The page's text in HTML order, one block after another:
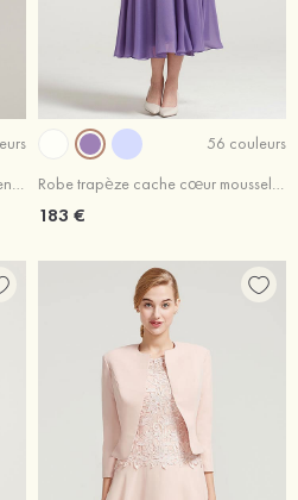
Fourreau scoop satin longueur genou robe de mère de la mariée avec appliqué veste
56 couleurs
Robe trapèze cache cœur mousseline longueur mollet robe de mère de la mariée avec plissé veste
183 €